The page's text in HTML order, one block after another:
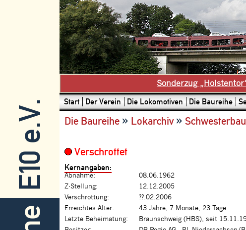
E10 e.V.
Sonderzug
Start Der Verein Die Lokomotiven Die Baureihe
Die Baureihe » Lokarchiv»
Verschrottet
Kernangaben:
Abnahme:
08.06.1962
Z-Stellung:
12.12.2005
Verschrottung:
??.02.2006
Erreichtes Alter:
43 Jahre, 7 Monate, 23 Tage
Letzte Beheimatung:
Braunschweig (HBS), seit